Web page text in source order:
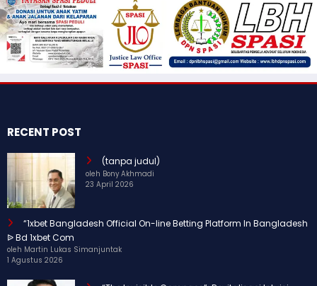
RECENT POST
(tanpa judul)
oleh Bony Akhmadi
23 April 2026
“1xbet Bangladesh Official On-line Betting Platform In Bangladesh
ᐉ Bd 1xbet Com
oleh Martin Lukas Simanjuntak
1 Agustus 2026